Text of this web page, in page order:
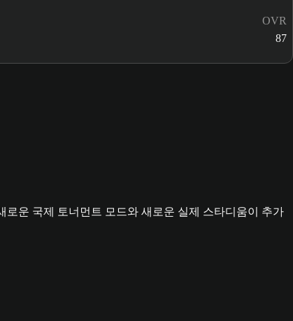
OVR
87
로운 국제 토너먼트 모드와 새로운 실제 스타디움이 추가